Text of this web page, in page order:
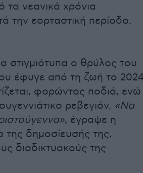
νεανικά χρόνια
την εορταστική περίοδο.
στιγμιότυπα ο θρύλος του
έφυγε από τη ζωή το
φορώντας ποδιά, ενώ
ρεβεγιόν. «Να
, έγραψε η
δημοσίευσής της,
διαδικτυακούς της